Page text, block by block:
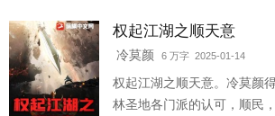
件的发生。 不过胡佳越是往
案件中间可能隐藏不可告人
扯出当年胡佳父亲卧底消失
件的真相究竟如何。 静待胡
权起江湖之顺天意
冷莫颜 6 万字 2025-01-14
权起江湖之顺天意。冷莫颜
林圣地各门派的认可，顺民